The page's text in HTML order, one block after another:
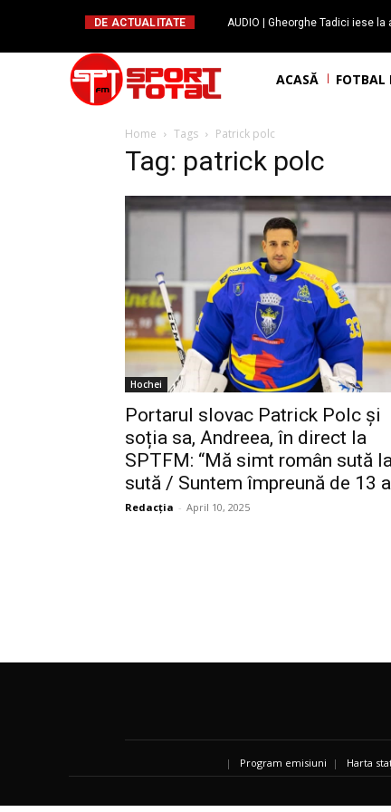
DE ACTUALITATE
AUDIO | Gheorghe Tadici iese
ACASĂ FOTBAL
Home Tags Patrick polc
Tag: patrick polc
Hochei
Portarul slovac Patrick Polc și
soția sa, Andreea, în direct la
SPTFM: “Mă simt român sută
sută / Suntem împreună de 13
Redacția - April 10, 2025
| Program emisiuni | Harta